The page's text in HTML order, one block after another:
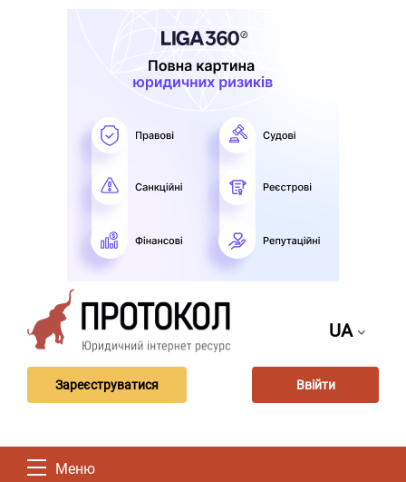
UA
Зареєструватися Ввійти
Меню